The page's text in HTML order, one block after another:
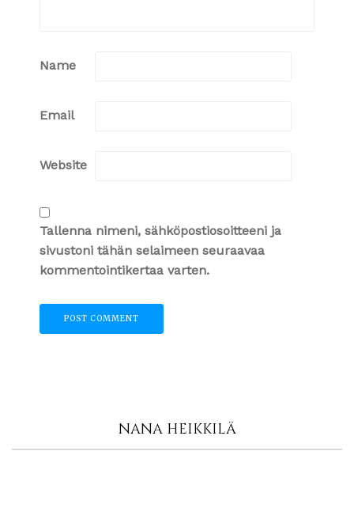
Name
Email
Website
Tallenna nimeni, sähköpostiosoitteeni ja
sivustoni tähän selaimeen seuraavaa
kommentointikertaa varten.
NANA HEIKKILÄ